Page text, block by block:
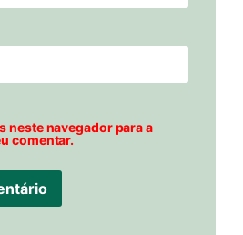
neste navegador para a
comentar.